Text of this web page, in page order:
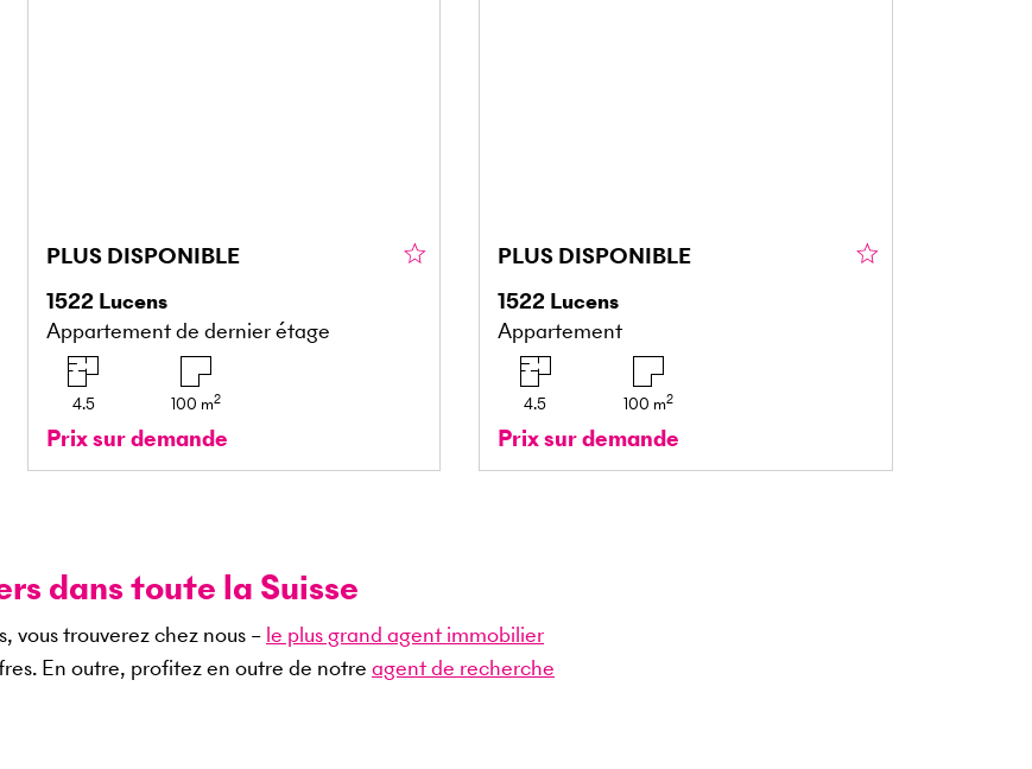
PLUS DISPONIBLE
1522 Lucens
Appartement de dernier étage
4.5 100 m2
Prix sur demande
PLUS DISPONIBLE
1522 Lucens
Appartement
4.5 100 m2
Prix sur demande
dans toute la Suisse
vous trouverez chez nous – le plus grand agent immobilier
En outre, profitez en outre de notre agent de recherche